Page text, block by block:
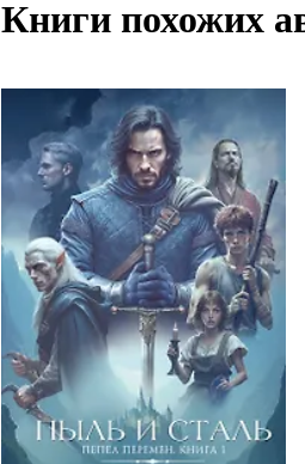
Книги похожих